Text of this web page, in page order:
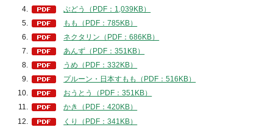
ぶどう（PDF：1,039KB）
もも（PDF：785KB）
ネクタリン（PDF：686KB）
あんず（PDF：351KB）
うめ（PDF：332KB）
プルーン・日本すもも（PDF：516KB）
おうとう（PDF：351KB）
かき（PDF：420KB）
くり（PDF：341KB）